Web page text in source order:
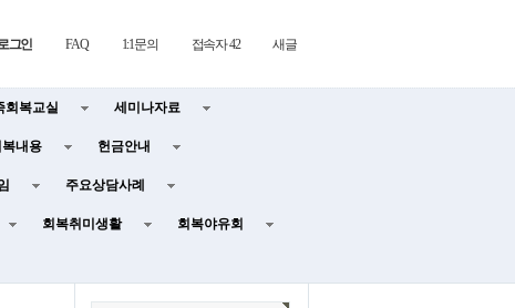
그인 FAQ 1:1문의 접속자 42 새글
회복교실 세미나자료
내용 헌금안내
주요상담사례
회복취미생활 회복야유회